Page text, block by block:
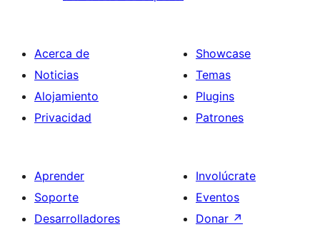
Acerca de
Noticias
Alojamiento
Privacidad
Showcase
Temas
Plugins
Patrones
Aprender
Soporte
Desarrolladores
Involúcrate
Eventos
Donar ↗